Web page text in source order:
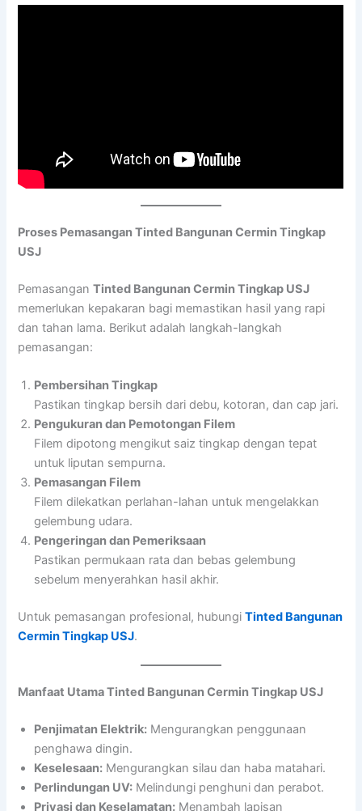
Proses Pemasangan Tinted Bangunan Cermin Tingkap
USJ
PemasanganTinted Bangunan Cermin Tingkap USJ
memerlukan kepakaran bagi memastikan hasil yang rapi
dan tahan lama. Berikut adalah langkah-langkah
pemasangan:
Pembersihan Tingkap
Pastikan tingkap bersih dari debu, kotoran, dan cap jari.
Pengukuran dan Pemotongan Filem
Filem dipotong mengikut saiz tingkap dengan tepat
untuk liputan sempurna.
Pemasangan Filem
Filem dilekatkan perlahan-lahan untuk mengelakkan
gelembung udara.
Pengeringan dan Pemeriksaan
Pastikan permukaan rata dan bebas gelembung
sebelum menyerahkan hasil akhir.
Untuk pemasangan profesional, hubungiTinted Bangunan
Cermin Tingkap USJ.
Manfaat Utama Tinted Bangunan Cermin Tingkap USJ
Penjimatan Elektrik: Mengurangkan penggunaan
penghawa dingin.
Keselesaan: Mengurangkan silau dan haba matahari.
Perlindungan UV: Melindungi penghuni dan perabot.
Privasi dan Keselamatan: Menambah lapisan